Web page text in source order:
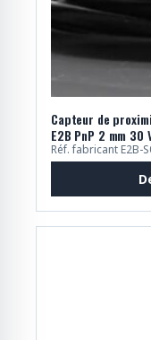
Capteur de
E2B PnP 2 mm 30
Réf. fabricant E2B-